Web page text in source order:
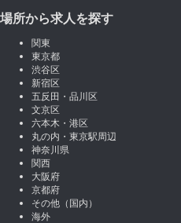
場所から求人を探す
関東
東京都
渋谷区
新宿区
五反田・品川区
文京区
六本木・港区
丸の内・東京駅周辺
神奈川県
関西
大阪府
京都府
その他（国内）
海外